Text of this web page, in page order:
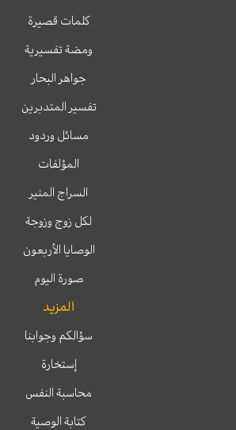
كلمات قصيرة
ومضة تفسيرية
جواهر البحار
تفسير المتدبرين
مسائل وردود
المؤلفات
السراج المنير
لكل زوج وزوجة
الوصايا الأربعون
صورة اليوم
المزيد
سؤالكم وجوابنا
إستخارة
محاسبة النفس
كتابة الوصية